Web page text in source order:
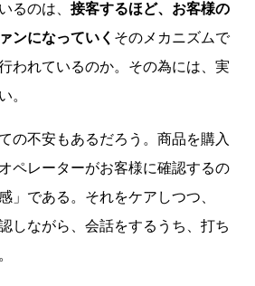
るのは、 接客するほど、お客様の
ンになっていく そのメカニズムで
われているのか。その為には、実
。
の不安もあるだろう。商品を購入
ペレーターがお客様に確認するの
」である。それをケアしつつ、
しながら、会話をするうち、打ち